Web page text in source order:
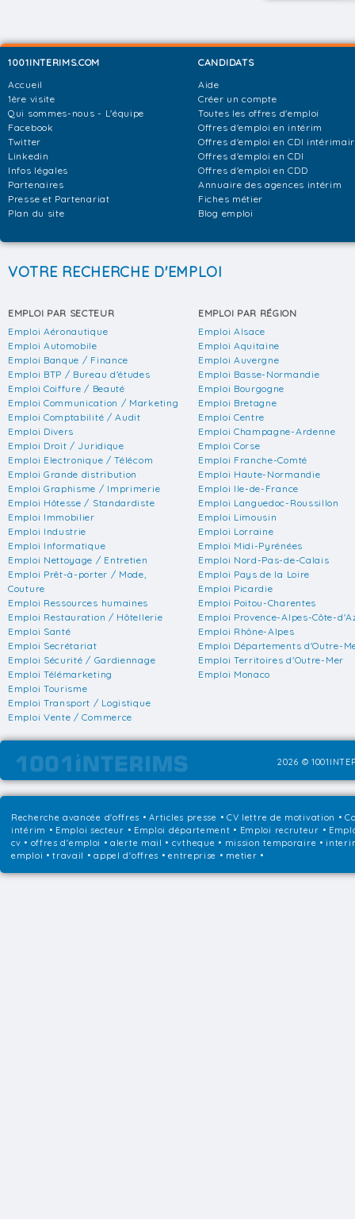
1001INTERIMS.COM
Accueil
1ère visite
Qui sommes-nous - L'équipe
Facebook
Twitter
Linkedin
Infos légales
Partenaires
Presse et Partenariat
Plan du site
CANDIDATS
Aide
Créer un compte
Toutes les offres d'emploi
Offres d'emploi en intérim
Offres d'emploi en CDI
Offres d'emploi en CDI
Offres d'emploi en CDD
Annuaire des agences intérim
Fiches métier
Blog emploi
VOTRE RECHERCHE D'EMPLOI
EMPLOI PAR SECTEUR
Emploi Aéronautique
Emploi Automobile
Emploi Banque / Finance
Emploi BTP / Bureau d'études
Emploi Coiffure / Beauté
Emploi Communication / Marketing
Emploi Comptabilité / Audit
Emploi Divers
Emploi Droit / Juridique
Emploi Electronique / Télécom
Emploi Grande distribution
Emploi Graphisme / Imprimerie
Emploi Hôtesse / Standardiste
Emploi Immobilier
Emploi Industrie
Emploi Informatique
Emploi Nettoyage / Entretien
Emploi Prêt-à-porter / Mode,
Couture
Emploi Ressources humaines
Emploi Restauration / Hôtellerie
Emploi Santé
Emploi Secrétariat
Emploi Sécurité / Gardiennage
Emploi Télémarketing
Emploi Tourisme
Emploi Transport / Logistique
Emploi Vente / Commerce
EMPLOI PAR RÉGION
Emploi Alsace
Emploi Aquitaine
Emploi Auvergne
Emploi Basse-Normandie
Emploi Bourgogne
Emploi Bretagne
Emploi Centre
Emploi Champagne-Ardenne
Emploi Corse
Emploi Franche-Comté
Emploi Haute-Normandie
Emploi Ile-de-France
Emploi Languedoc-Roussillon
Emploi Limousin
Emploi Lorraine
Emploi Midi-Pyrénées
Emploi Nord-Pas-de-Calais
Emploi Pays de la Loire
Emploi Picardie
Emploi Poitou-Charentes
Emploi Provence-Alpes-Côte-
Emploi Rhône-Alpes
Emploi Départements d'Outre-
Emploi Territoires d'Outre-Mer
Emploi Monaco
2026 ©
Recherche avancée d'offres •Articles presse • CV lettre de motivation •
intérim • Emploi secteur • Emploi département • Emploi recruteur •
cv • offres d'emploi • alerte mail • cvtheque • mission temporaire •
emploi • travail • appel d'offres • entreprise • metier •